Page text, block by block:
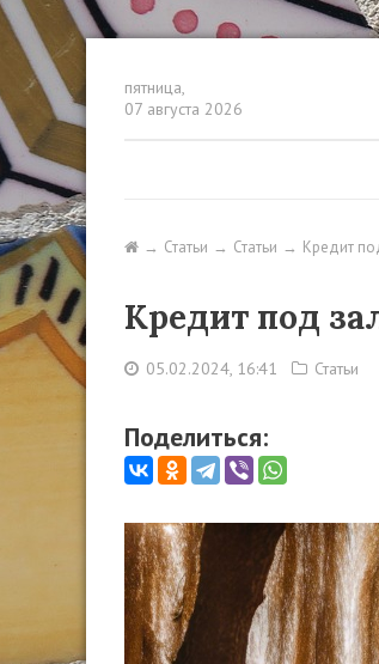
пятница,
07 августа 2026
Статьи Статьи Кредит
Кредит под
05.02.2024, 16:41 Статьи
Поделиться: